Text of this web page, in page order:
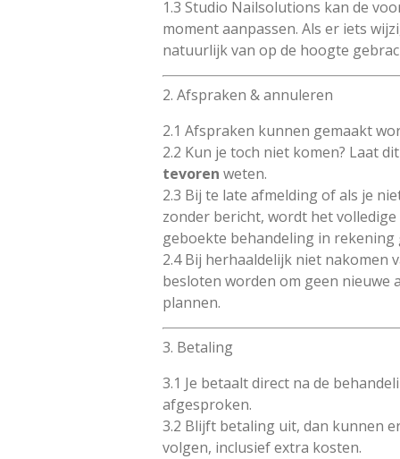
1.3 Studio Nailsolutions kan de
moment aanpassen. Als er iets
natuurlijk van op de hoogte
2. Afspraken & annuleren
2.1 Afspraken kunnen gemaakt
2.2 Kun je toch niet komen? Laat
tevoren weten.
2.3 Bij te late afmelding of als je
zonder bericht, wordt het volledige
geboekte behandeling in rekening
2.4 Bij herhaaldelijk niet nakomen
besloten worden om geen nieuwe
plannen.
3. Betaling
3.1 Je betaalt direct na de
afgesproken.
3.2 Blijft betaling uit, dan kunnen
volgen, inclusief extra kosten.